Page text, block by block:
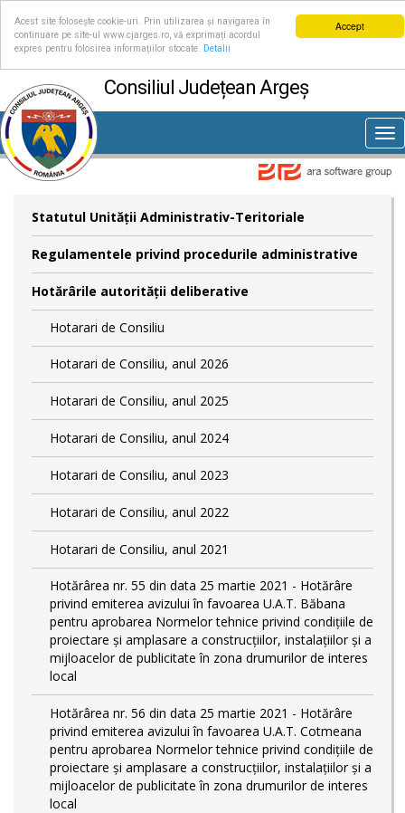
Accept
Acest site folosește cookie-uri. Prin utilizarea și navigarea în
continuare pe site-ul www.cjarges.ro, vă exprimați acordul
expres pentru folosirea informațiilor stocate.
Detalii
Consiliul Județean Argeș
Statutul Unităţii Administrativ-Teritoriale
Regulamentele privind procedurile administrative
Hotărârile autorităţii deliberative
Hotarari de Consiliu
Hotarari de Consiliu, anul 2026
Hotarari de Consiliu, anul 2025
Hotarari de Consiliu, anul 2024
Hotarari de Consiliu, anul 2023
Hotarari de Consiliu, anul 2022
Hotarari de Consiliu, anul 2021
Hotărârea nr. 55 din data 25 martie 2021 - Hotărâre
privind emiterea avizului în favoarea U.A.T. Băbana
pentru aprobarea Normelor tehnice privind condiţiile de
proiectare şi amplasare a construcţiilor, instalaţiilor şi a
mijloacelor de publicitate în zona drumurilor de interes
local
Hotărârea nr. 56 din data 25 martie 2021 - Hotărâre
privind emiterea avizului în favoarea U.A.T. Cotmeana
pentru aprobarea Normelor tehnice privind condiţiile de
proiectare şi amplasare a construcţiilor, instalaţiilor şi a
mijloacelor de publicitate în zona drumurilor de interes
local